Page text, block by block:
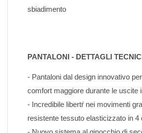
sbiadimento
PANTALONI - DETTAGLI TECNICI
- Pantaloni dal design innovativo
comfort maggiore durante le uscite
- Incredibile libertŕ nei movimenti
resistente tessuto elasticizzato in 4